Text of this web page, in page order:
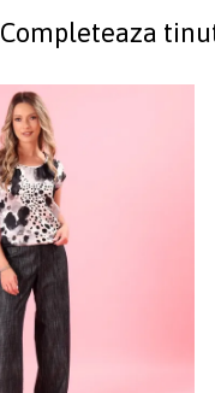
Completeaza